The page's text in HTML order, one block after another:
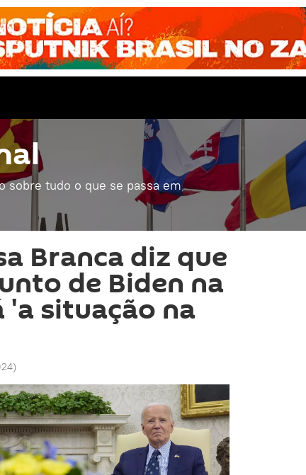
sobre tudo o que se passa em
Branca diz que
de Biden na
'a situação na
)